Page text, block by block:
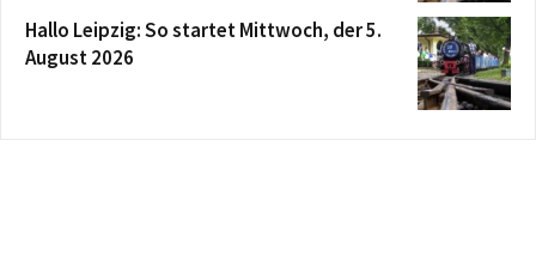
Hallo Leipzig: So startet Mittwoch, der 5.
August 2026